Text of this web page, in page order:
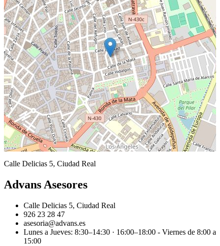
Calle Delicias 5, Ciudad Real
Advans Asesores
Calle Delicias 5, Ciudad Real
926 23 28 47
asesoria@advans.es
Lunes a Jueves: 8:30–14:30 · 16:00–18:00 - Viernes de 8:00 a
15:00